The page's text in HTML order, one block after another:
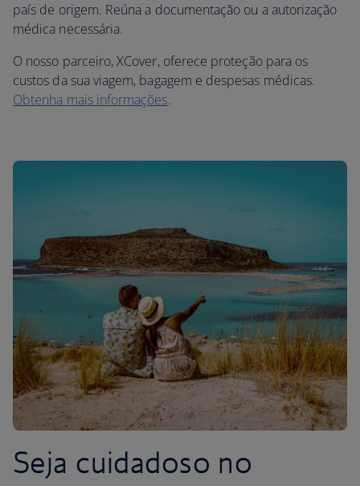
país de origem. Reúna a documentação ou a autorização
médica necessária.
O nosso parceiro, XCover, oferece proteção para os
custos da sua viagem, bagagem e despesas médicas.
Obtenha mais informações.
Seja cuidadoso no